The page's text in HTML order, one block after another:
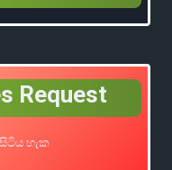
Request
හැක